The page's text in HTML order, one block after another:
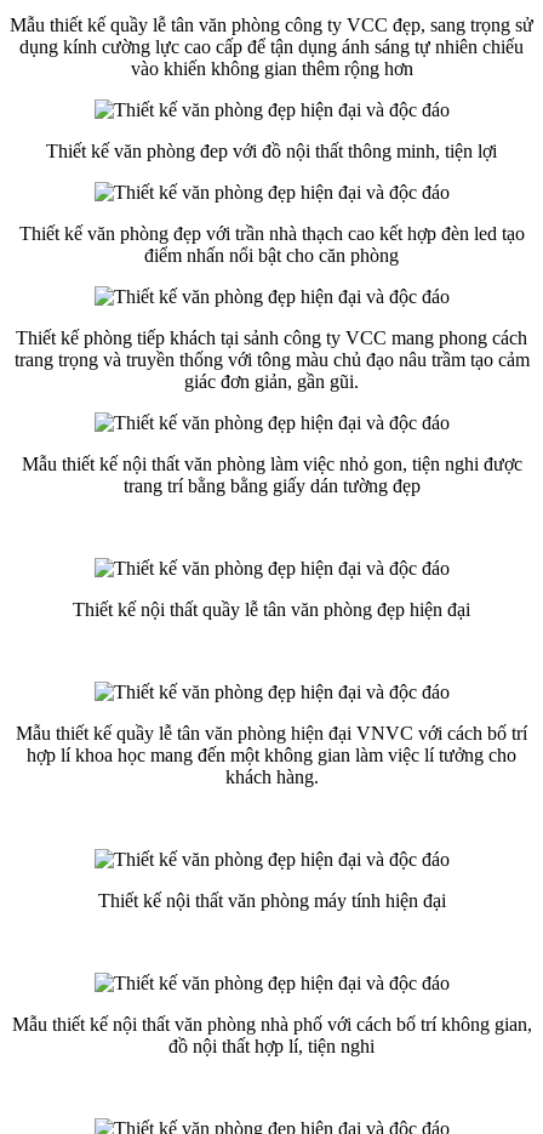
Mẫu thiết kế quầy lễ tân văn phòng công ty VCC đẹp, sang trọng sử
dụng kính cường lực cao cấp để tận dụng ánh sáng tự nhiên chiếu
vào khiến không gian thêm rộng hơn
Thiết kế văn phòng đep với đồ nội thất thông minh, tiện lợi
Thiết kế văn phòng đẹp với trần nhà thạch cao kết hợp đèn led tạo
điểm nhấn nổi bật cho căn phòng
Thiết kế phòng tiếp khách tại sảnh công ty VCC mang phong cách
trang trọng và truyền thống với tông màu chủ đạo nâu trầm tạo cảm
giác đơn giản, gần gũi.
Mẫu thiết kế nội thất văn phòng làm việc nhỏ gon, tiện nghi được
trang trí bằng bằng giấy dán tường đẹp
Thiết kế nội thất quầy lễ tân văn phòng đẹp hiện đại
Mẫu thiết kế quầy lễ tân văn phòng hiện đại VNVC với cách bố trí
hợp lí khoa học mang đến một không gian làm việc lí tưởng cho
khách hàng.
Thiết kế nội thất văn phòng máy tính hiện đại
Mẫu thiết kế nội thất văn phòng nhà phố với cách bố trí không gian,
đồ nội thất hợp lí, tiện nghi